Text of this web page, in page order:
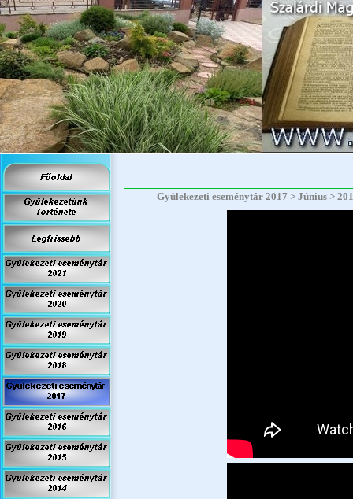
Gyülekezeti eseménytár 2017 > Június >